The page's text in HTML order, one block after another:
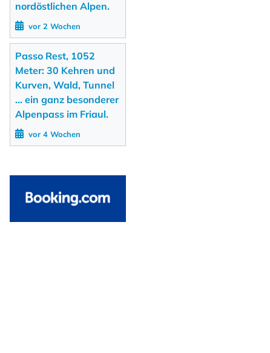
nordöstlichen Alpen.
vor 2 Wochen
Passo Rest, 1052
Meter: 30 Kehren und
Kurven, Wald, Tunnel
... ein ganz besonderer
Alpenpass im Friaul.
vor 4 Wochen